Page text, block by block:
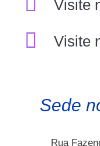
Visite
Visite
Sede
Rua